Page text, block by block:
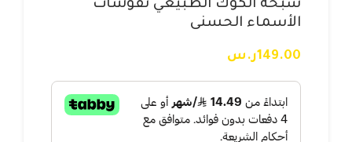
سبحة الكوك الطبيعي نقوشات
الأسماء الحسنى
149.00ر.س